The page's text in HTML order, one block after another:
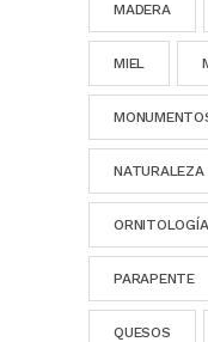
MADERA
MIEL
NATURALEZA
ORNITOLOGÍA
PARAPENTE
QUESOS